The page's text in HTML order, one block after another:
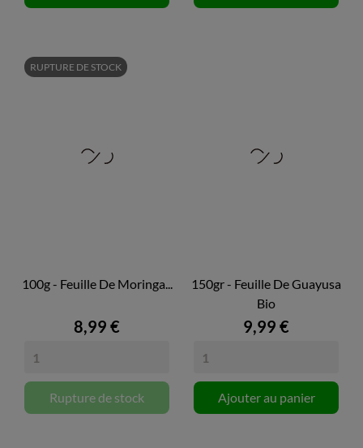
100g - Feuille De Moringa...
8,99 €
Rupture de stock
RUPTURE DE STOCK
150gr - Feuille De Guayusa
Bio
9,99 €
Ajouter au panier